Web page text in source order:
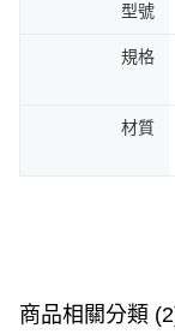
型號
規格
材質
商品相關分類